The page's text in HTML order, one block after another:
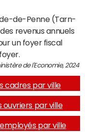
de-Penne (Tarn-
revenus annuels
un foyer fiscal
de l'Economie, 2024
cadres par ville
ouvriers par ville
par ville